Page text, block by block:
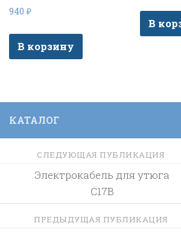
940 ₽
В корзину
В
КАТАЛОГ
СЛЕДУЮЩАЯ ПУБЛИКАЦИЯ
Электрокабель для утюга
C17B
ПРЕДЫДУЩАЯ ПУБЛИКАЦИЯ